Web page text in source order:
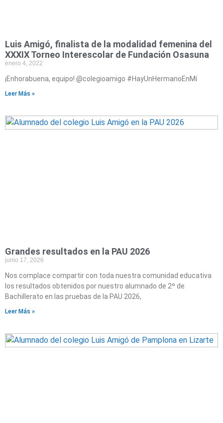
Luis Amigó, finalista de la modalidad femenina del
XXXIX Torneo Interescolar de Fundación Osasuna
enero 4, 2022
¡Enhorabuena, equipo! @colegioamigo #HayUnHermanoEnMí
Leer Más »
Grandes resultados en la PAU 2026
junio 17, 2026
Nos complace compartir con toda nuestra comunidad educativa
los resultados obtenidos por nuestro alumnado de 2º de
Bachillerato en las pruebas de la PAU 2026,
Leer Más »